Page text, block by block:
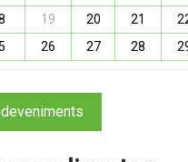
19 20 21
26 27 28